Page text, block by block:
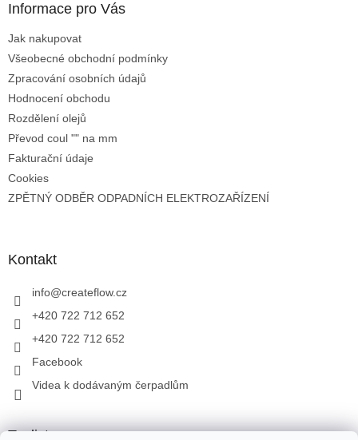
Informace pro Vás
Jak nakupovat
Všeobecné obchodní podmínky
Zpracování osobních údajů
Hodnocení obchodu
Rozdělení olejů
Převod coul "" na mm
Fakturační údaje
Cookies
ZPĚTNÝ ODBĚR ODPADNÍCH ELEKTROZAŘÍZENÍ
Kontakt
info@createflow.cz
+420 722 712 652
+420 722 712 652
Facebook
Videa k dodávaným čerpadlům
Toplist